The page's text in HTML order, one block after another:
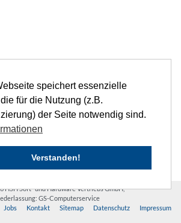
speichert essenzielle
für die Nutzung (z.B.
der Seite notwendig sind.
Verstanden!
HSH Soft- und Hardware Vertriebs GmbH,
GS-Computerservice
Jobs Kontakt Sitemap Datenschutz Impressum